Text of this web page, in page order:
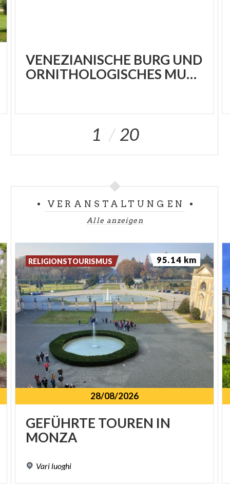
VENEZIANISCHE BURG UND
ORNITHOLOGISCHES MUSEUM
1 20
VERANSTALTUNGEN
Alle anzeigen
28/08/2026
GEFÜHRTE TOUREN IN
MONZA
Variluoghi
RELIGIONSTOURISMUS 95.14 km